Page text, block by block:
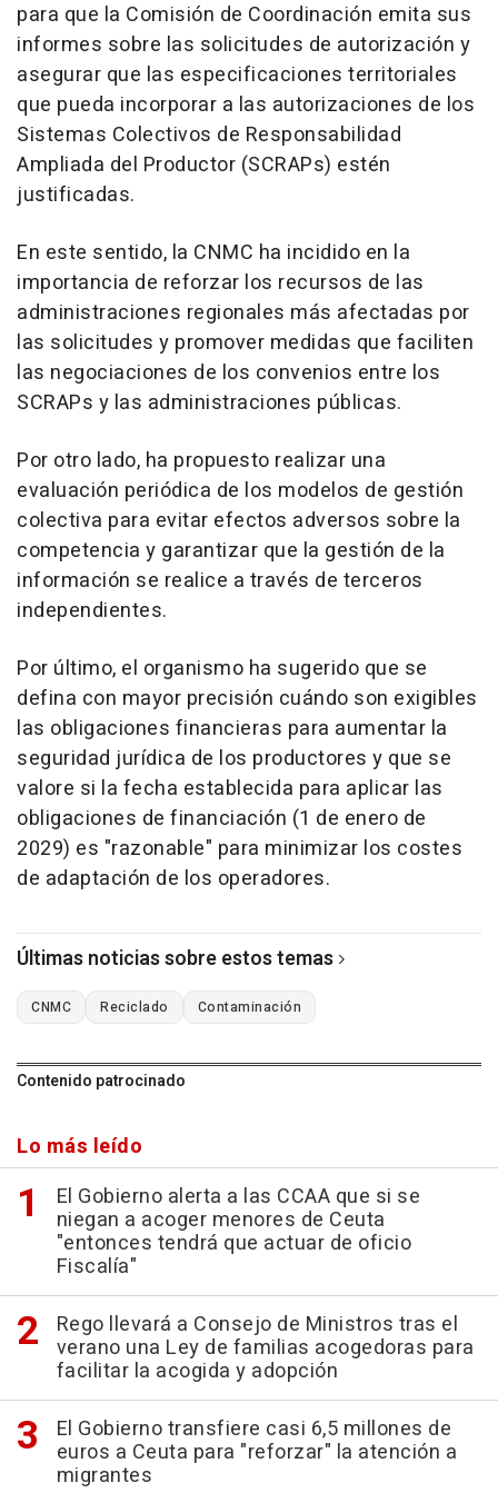
para que la Comisión de Coordinación emita sus
informes sobre las solicitudes de autorización y
asegurar que las especificaciones territoriales
que pueda incorporar a las autorizaciones de los
Sistemas Colectivos de Responsabilidad
Ampliada del Productor (SCRAPs) estén
justificadas.
En este sentido, la CNMC ha incidido en la
importancia de reforzar los recursos de las
administraciones regionales más afectadas por
las solicitudes y promover medidas que faciliten
las negociaciones de los convenios entre los
SCRAPs y las administraciones públicas.
Por otro lado, ha propuesto realizar una
evaluación periódica de los modelos de gestión
colectiva para evitar efectos adversos sobre la
competencia y garantizar que la gestión de la
información se realice a través de terceros
independientes.
Por último, el organismo ha sugerido que se
defina con mayor precisión cuándo son exigibles
las obligaciones financieras para aumentar la
seguridad jurídica de los productores y que se
valore si la fecha establecida para aplicar las
obligaciones de financiación (1 de enero de
2029) es "razonable" para minimizar los costes
de adaptación de los operadores.
Últimas noticias sobre estos temas
CNMC Reciclado Contaminación
Contenido patrocinado
Lo más leído
El Gobierno alerta a las CCAA que si se
niegan a acoger menores de Ceuta
"entonces tendrá que actuar de oficio
Fiscalía"
Rego llevará a Consejo de Ministros tras el
verano una Ley de familias acogedoras para
facilitar la acogida y adopción
El Gobierno transfiere casi 6,5 millones de
euros a Ceuta para "reforzar" la atención a
migrantes